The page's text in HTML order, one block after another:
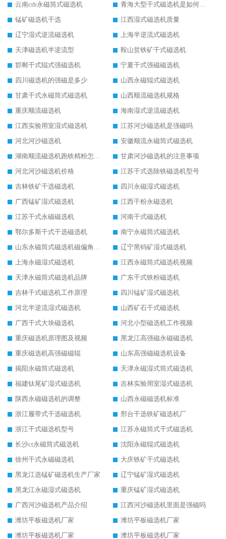
云南ctb永磁筒式磁选机
青海大型干式磁选机是如何选矿的
锰矿磁选机干选
江西湿式磁选机质量
辽宁湿式逆流磁选机
上海半逆流式磁选机
天津磁选机半逆流型
鞍山贫铁矿干式磁选机
邯郸干式辊式强磁选机
宁夏干式强磁磁选机
四川磁选机的强磁是多少
山西永磁辊式磁选机
甘肃干式永磁筒式磁选机
山西顺流磁选机规格
重庆顺流磁选机
海南湿式逆流磁选机
江西实验用室湿式磁选机
江苏河沙磁选机是强磁吗
河北河沙磁选机
安徽顺流永磁筒式磁选机
湖南顺流磁选机跑铁精粉怎么处理
甘肃河沙磁选机的注意事项
河北河沙磁选机价格
江苏干式选除铁磁选机型号
吉林铁矿干选磁选机
四川永磁湿式磁选机
广西锰矿湿式磁选机
江西干粉永磁选机
江苏干式永磁磁选机
河南干式磁选机
鄂尔多斯干式干选磁选机
南宁永磁筒式磁选机
山东永磁筒式磁选机磁偏角怎么调整
辽宁黑钨矿湿式磁选机
上海永磁湿式磁选机
江西永磁筒式磁选机视频
天津永磁筒式磁选机品牌
广东干式铁粉磁选机
吉林干式磁选机工作原理
四川锰矿湿式磁选机
河北半逆流湿式磁选机
山西矿石干式磁选机
广西干式大块磁选机
河北小型磁选机工作视频
重庆磁选机原理图及视频
黑龙江高强磁永磁磁选机
重庆磁选机高强磁磁辊
山东高强磁磁选机设备
揭阳永磁筒式磁选机
天津永磁湿式筒式磁选机
福建钛尾矿湿式磁选机
吉林实验用室湿式磁选机
陕西永磁磁选机的调整
山西永磁磁选机标准
浙江履带式干选磁选机
邢台干选铁矿磁选机厂
浙江干式磁选机型号
江苏永磁筒式干式磁选机
长沙ct永磁筒式磁选机
沈阳永磁辊式磁选机
徐州干式永磁磁选机
大庆铁矿干式磁选机
黑龙江选锰矿磁选机生产厂家
辽宁锰矿湿式磁选机
黑龙江永磁湿式磁选机
重庆锰矿湿式磁选机
广西河沙磁选机产品介绍
江西河沙磁选机里面是强磁吗
潍坊平板磁选机厂家
潍坊平板磁选机厂家
潍坊平板磁选机厂家
潍坊平板磁选机厂家